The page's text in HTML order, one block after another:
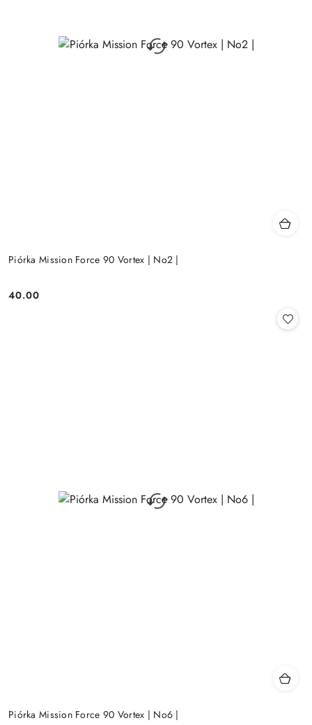
Piórka Mission Force 90 Vortex | No2 |
Cena:
40.00
Piórka Mission Force 90 Vortex | No6 |